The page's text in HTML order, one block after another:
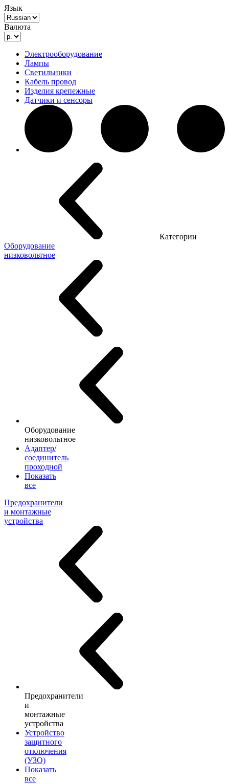
Язык
Валюта
Электрооборудование
Лампы
Светильники
Кабель провод
Изделия крепежные
Датчики и сенсоры
Категории
Оборудование
низковольтное
Оборудование
низковольтное
Адаптер/
соединитель
проходной
Показать
все
Предохранители
и монтажные
устройства
Предохранители
и
монтажные
устройства
Устройство
защитного
отключения
(УЗО)
Показать
все